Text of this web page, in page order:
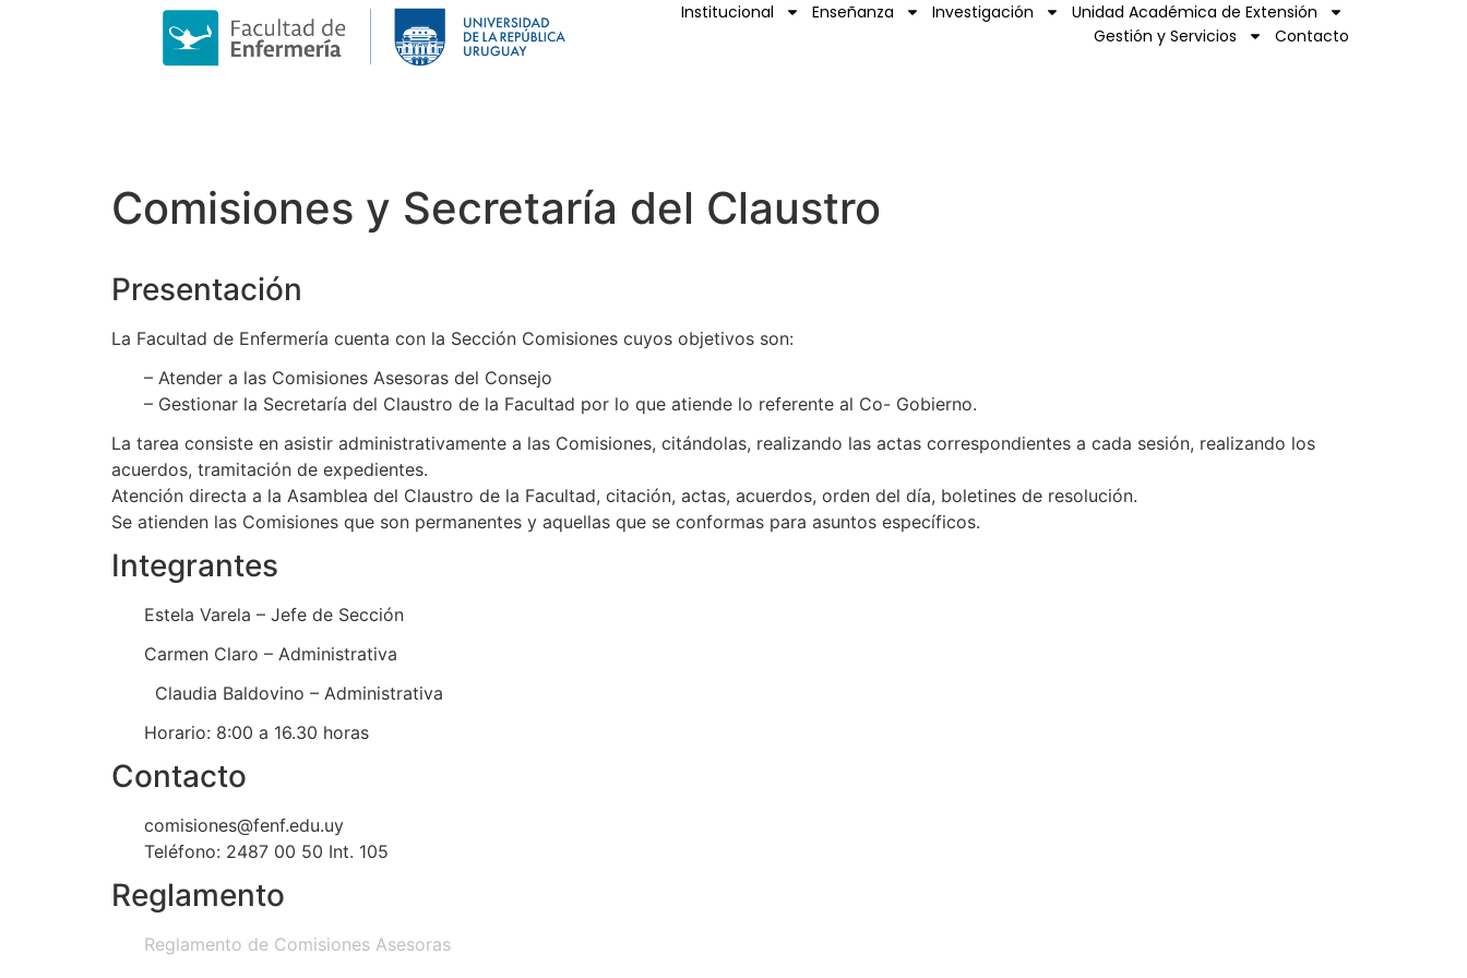
Institucional Enseñanza Investigación
Unidad Académica de Extensión
Gestión y Servicios
Contacto
Comisiones y Secretaría del Claustro
Presentación
La Facultad de Enfermería cuenta con la Sección Comisiones cuyos objetivos son:
– Atender a las Comisiones Asesoras del Consejo
– Gestionar la Secretaría del Claustro de la Facultad por lo que atiende lo referente al Co- Gobierno.
La tarea consiste en asistir administrativamente a las Comisiones, citándolas, realizando las actas correspondientes a cada sesión, realizando los
acuerdos, tramitación de expedientes.
Atención directa a la Asamblea del Claustro de la Facultad, citación, actas, acuerdos, orden del día, boletines de resolución.
Se atienden las Comisiones que son permanentes y aquellas que se conformas para asuntos específicos.
Integrantes
Estela Varela – Jefe de Sección
Carmen Claro – Administrativa
Claudia Baldovino – Administrativa
Horario: 8:00 a 16.30 horas
Contacto
comisiones@fenf.edu.uy
Teléfono: 2487 00 50 Int. 105
Reglamento
Reglamento de Comisiones Asesoras